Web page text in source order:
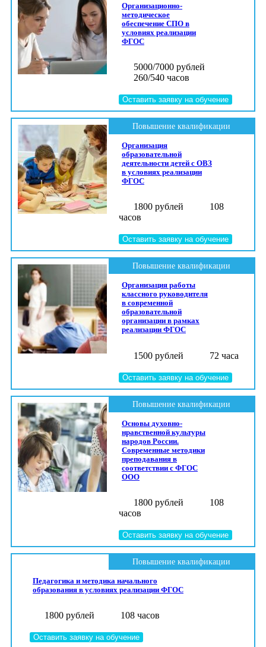
Организационно-
методическое
обеспечение СПО в
условиях реализации
ФГОС
5000/7000 рублей
260/540 часов
Оставить заявку на обучение
Организация
образовательной
деятельности детей с ОВЗ
в условиях реализации
ФГОС
1800 рублей
108
часов
Оставить заявку на обучение
Повышение квалификации
Организация работы
классного руководителя
в современной
образовательной
организации в рамках
реализации ФГОС
1500 рублей 72 часа
Оставить заявку на обучение
Повышение квалификации
Основы духовно-
нравственной культуры
народов России.
Современные методики
преподавания в
соответствии с ФГОС
ООО
1800 рублей
108
часов
Оставить заявку на обучение
Повышение квалификации
Педагогика и методика начального
образования в условиях реализации ФГОС
1800 рублей 108 часов
Оставить заявку на обучение
Повышение квалификации